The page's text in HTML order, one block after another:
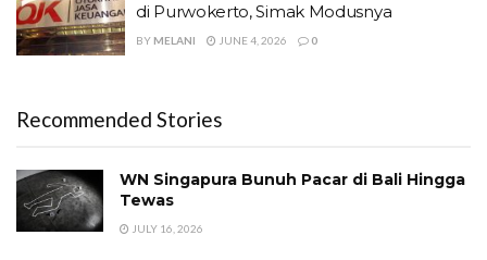
di Purwokerto, Simak Modusnya
BY MELANI JUNE 4, 2026 0
Recommended Stories
WN Singapura Bunuh Pacar di Bali Hingga
Tewas
JULY 16, 2026